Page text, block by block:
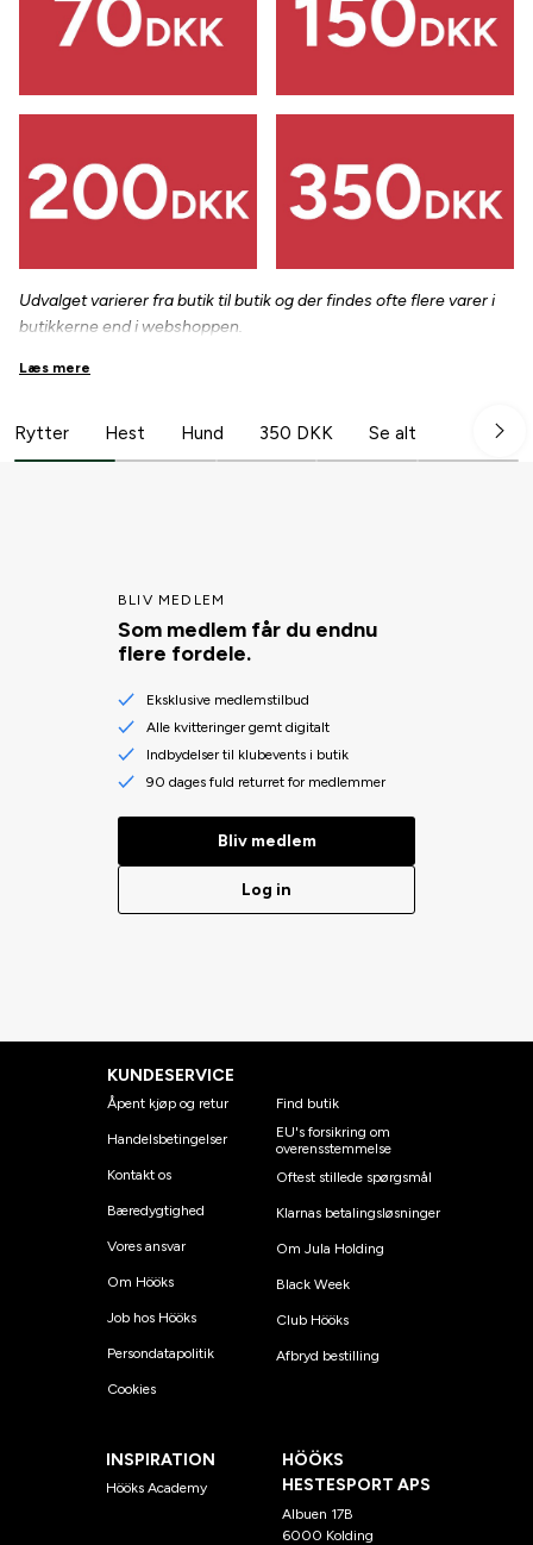
Udvalget varierer fra butik til butik og der findes ofte flere varer i
butikkerne end i webshoppen.
filteret "Findes i butik/webshop
Læs mere
Rytter Hest Hund 350 DKK Se alt
BLIV MEDLEM
Som medlem får du endnu
flere fordele.
Eksklusive medlemstilbud
Alle kvitteringer gemt digitalt
Indbydelser til klubevents i butik
90 dages fuld returret for medlemmer
Bliv medlem
Log in
KUNDESERVICE
Åpent kjøp og retur
Handelsbetingelser
Kontakt os
Bæredygtighed
Vores ansvar
Om Hööks
Job hos Hööks
Persondatapolitik
Cookies
Find butik
EU's forsikring om
overensstemmelse
Oftest stillede spørgsmål
Klarnas betalingsløsninger
Om Jula Holding
Black Week
Club Hööks
Afbryd bestilling
INSPIRATION
Hööks Academy
HÖÖKS
HESTESPORT APS
Albuen 17B
6000 Kolding